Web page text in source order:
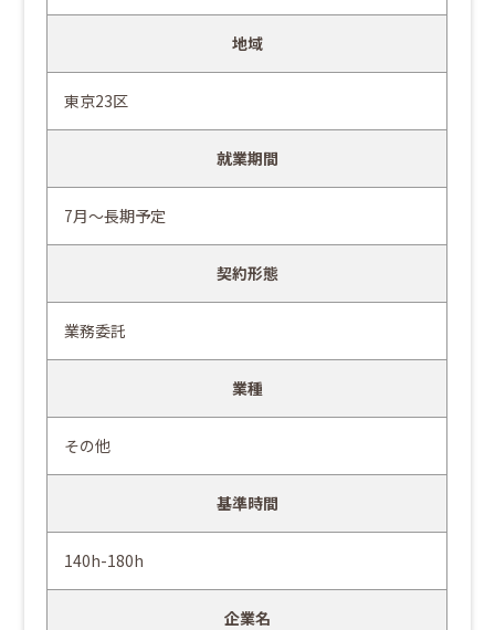
地域
東京23区
就業期間
7月～長期予定
契約形態
業務委託
業種
その他
基準時間
140h-180h
企業名